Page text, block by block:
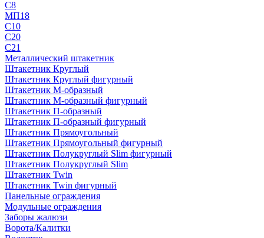
С8
МП18
С10
С20
С21
Металлический штакетник
Штакетник Круглый
Штакетник Круглый фигурный
Штакетник М-образный
Штакетник М-образный фигурный
Штакетник П-образный
Штакетник П-образный фигурный
Штакетник Прямоугольный
Штакетник Прямоугольный фигурный
Штакетник Полукруглый Slim фигурный
Штакетник Полукруглый Slim
Штакетник Twin
Штакетник Twin фигурный
Панельные ограждения
Модульные ограждения
Заборы жалюзи
Ворота/Калитки